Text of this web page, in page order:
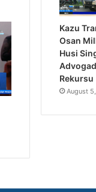
Kazu
Osan
Husi
Rekursu
August